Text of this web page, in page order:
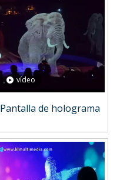
vídeo
Pantalla de holograma